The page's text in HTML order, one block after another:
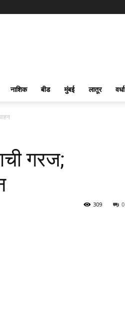
नाशिक बीड मुंबई लातूर वर्धा
गरज;
0
309